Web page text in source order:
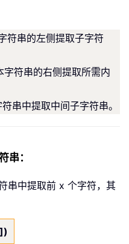
符串的左侧提取子字符
字符串的右侧提取所需内
串中提取中间子字符串。
串：
串中提取前 x 个字符，其